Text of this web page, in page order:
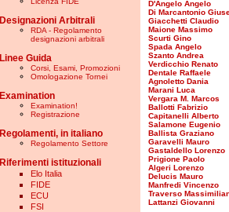
Designazioni Arbitrali
RDA - Regolamento
designazioni arbitrali
Linee Guida
Corsi, Esami, Promozioni
Omologazione Tornei
Examination
Examination!
Registrazione
Regolamenti, in italiano
Regolamento Settore
Riferimenti istituzionali
Elo Italia
FIDE
ECU
FSI
D'Angelo Angelo
Di Marcantonio
Giacchetti Claudio
Maione Massimo
Scurti Gino
Spada Angelo
Szanto Andrea
Verdicchio Renato
Dentale Raffaele
Agnoletto Dania
Marani Luca
Vergara M. Marcos
Ballotti Fabrizio
Capitanelli Alberto
Salamone Eugenio
Ballista Graziano
Garavelli Mauro
Gastaldello Lorenzo
Prigione Paolo
Algeri Lorenzo
Delucis Mauro
Manfredi Vincenzo
Traverso
Lattanzi Giovanni